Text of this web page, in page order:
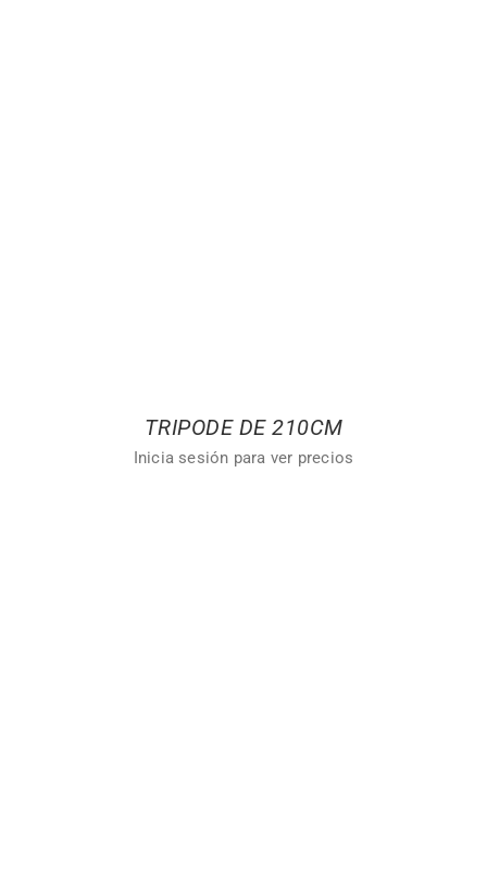
TRIPODE DE 210CM
Inicia sesión para ver precios